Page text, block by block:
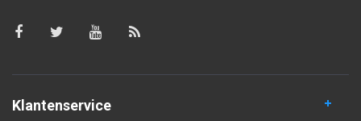
Klantenservice